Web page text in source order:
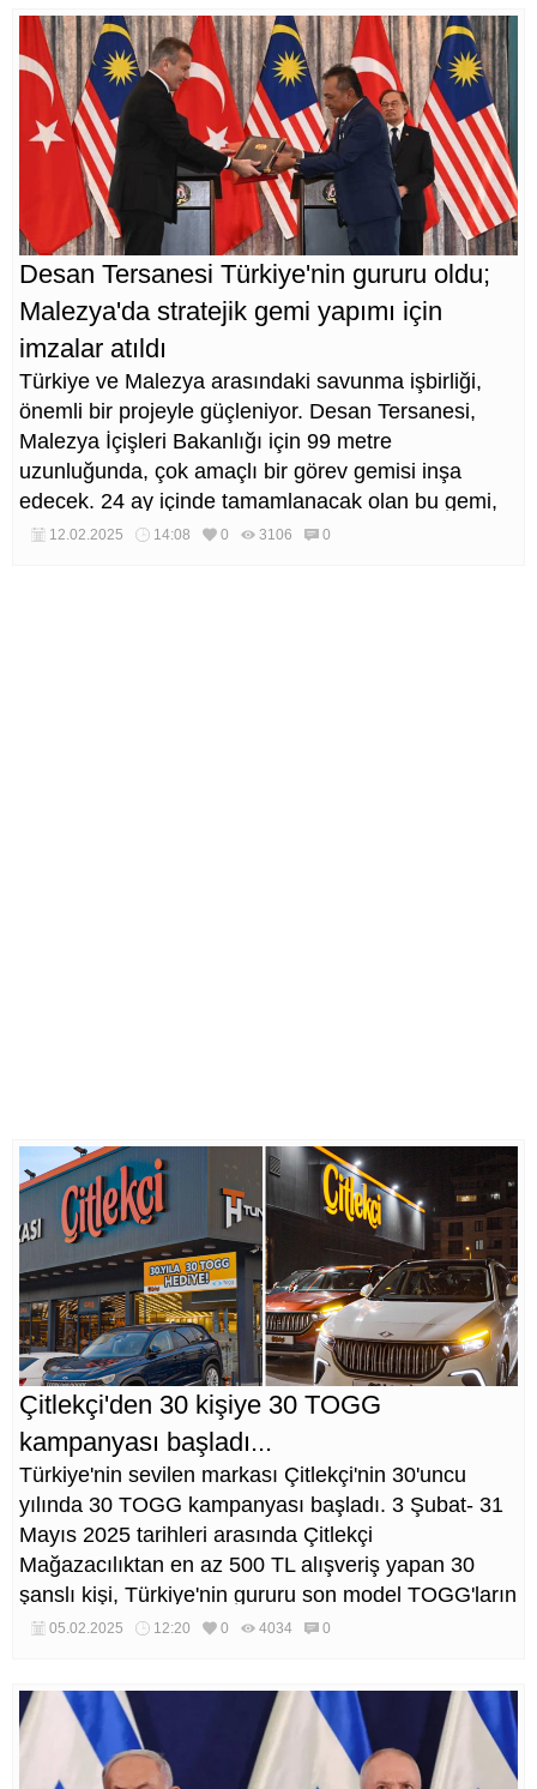
Desan Tersanesi Türkiye'nin gururu oldu;
Malezya'da stratejik gemi yapımı için
imzalar atıldı
Türkiye ve Malezya arasındaki savunma işbirliği,
önemli bir projeyle güçleniyor. Desan Tersanesi,
Malezya İçişleri Bakanlığı için 99 metre
uzunluğunda, çok amaçlı bir görev gemisi inşa
edecek. 24 ay içinde tamamlanacak olan bu gemi,
Malezya Sahil Güvenlik Komutanlığı (MMEA)
12.02.2025 14:08 0 3106 0
Çitlekçi'den 30 kişiye 30 TOGG
kampanyası başladı...
Türkiye'nin sevilen markası Çitlekçi'nin 30'uncu
yılında 30 TOGG kampanyası başladı. 3 Şubat- 31
Mayıs 2025 tarihleri arasında Çitlekçi
Mağazacılıktan en az 500 TL alışveriş yapan 30
şanslı kişi, Türkiye'nin gururu son model TOGG'ların
sahibi olma fırsatı yakalayacak.
05.02.2025 12:20 0 4034 0